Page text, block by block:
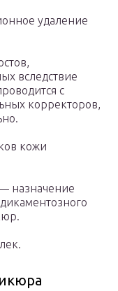
удаление
вследствие
с
корректоров,
кожи
назначение